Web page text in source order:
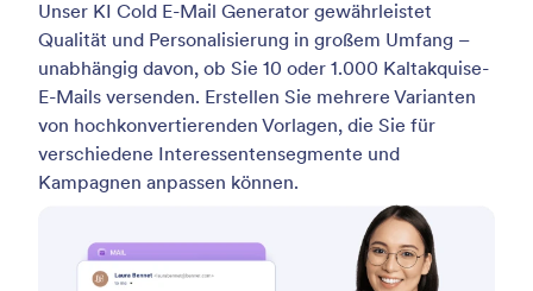
Unser KI Cold E-Mail Generator gewährleistet
Qualität und Personalisierung in großem Umfang –
unabhängig davon, ob Sie 10 oder 1.000 Kaltakquise-
E-Mails versenden. Erstellen Sie mehrere Varianten
von hochkonvertierenden Vorlagen, die Sie für
verschiedene Interessentensegmente und
Kampagnen anpassen können.